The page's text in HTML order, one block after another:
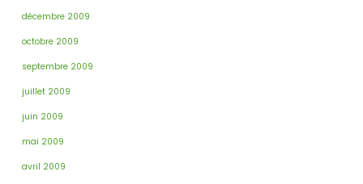
décembre 2009
octobre 2009
septembre 2009
juillet 2009
juin 2009
mai 2009
avril 2009